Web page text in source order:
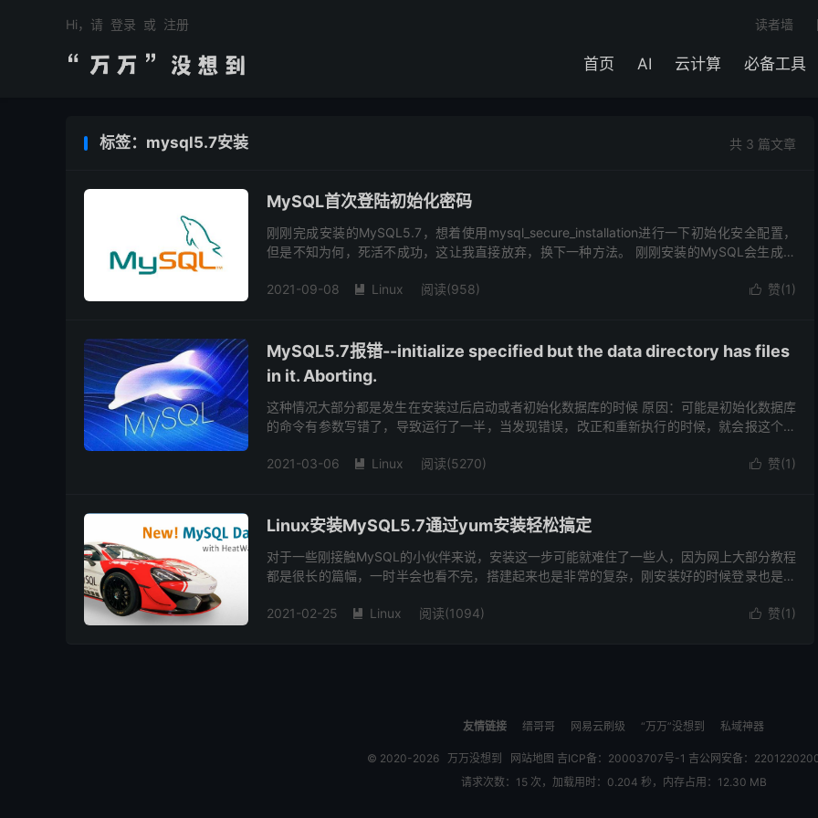
首页 AI 云计算 必备工具
读者墙
Hi，请 登录 或 注册
共 3 篇文章
标签：mysql5.7安装
MySQL首次登陆初始化密码
刚刚完成安装的MySQL5.7，想着使用mysql_secure_installation进行一下初始化安全配置，
但是不知为何，死活不成功，这让我直接放弃，换下一种方法。 刚刚安装的MySQL会生成一
 赞(1)
2021-09-08  Linux 阅读(958)
MySQL5.7报错--initialize specified but the data directory has files
in it. Aborting.
这种情况大部分都是发生在安装过后启动或者初始化数据库的时候 原因：可能是初始化数据库
的命令有参数写错了，导致运行了一半，当发现错误，改正和重新执行的时候，就会报这个错
 赞(1)
2021-03-06  Linux 阅读(5270)
Linux安装MySQL5.7通过yum安装轻松搞定
对于一些刚接触MySQL的小伙伴来说，安装这一步可能就难住了一些人，因为网上大部分教程
都是很长的篇幅，一时半会也看不完，搭建起来也是非常的复杂，刚安装好的时候登录也是个
 赞(1)
2021-02-25  Linux 阅读(1094)
友情链接 缙哥哥 网易云刷级 “万万”没想到 私域神器
© 2020-2026 万万没想到 网站地图 吉ICP备：20003707号-1 吉公网安备：
请求次数：15 次，加载用时：0.204 秒，内存占用：12.30 MB